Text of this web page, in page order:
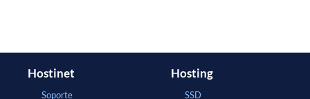
Hostinet
Soporte
Hosting
SSD